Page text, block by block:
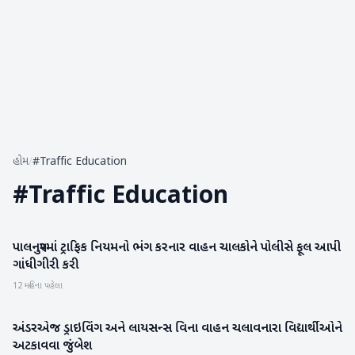
હોમ/#Traffic Education
#Traffic Education
બનાસકાંઠા
પાલનપુરમાં ટ્રાફિક નિયમનો ભંગ કરનાર વાહન ચાલકોને પોલીસે ફૂલ આપી
ગાંધીગીરી કરી
12 મહિના પહેલા
મહેસાણા
અંડરએજ ડ્રાઇવિંગ અને લાયસન્સ વિના વાહન ચલાવનારા વિદ્યાર્થીઓને
અટકાવવા જુંબેશ